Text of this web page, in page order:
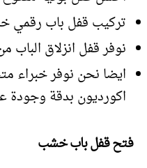
تركيب قفل باب رقمي
نوفر قفل انزلاق
ايضا نحن نوفر
اكورديون بدقة وجودة
فتح قفل باب خشب